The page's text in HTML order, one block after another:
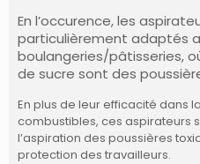
En l’occurence, les
particulièrement adaptés
boulangeries/pâtisseries,
de sucre sont des
En plus de leur efficacité dans
combustibles, ces aspirateurs
l’aspiration des poussières
protection des travailleurs.